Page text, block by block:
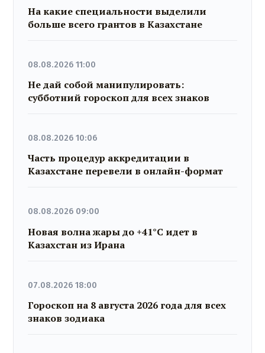
На какие специальности выделили
больше всего грантов в Казахстане
08.08.2026 11:00
Не дай собой манипулировать:
субботний гороскоп для всех знаков
08.08.2026 10:06
Часть процедур аккредитации в
Казахстане перевели в онлайн-формат
08.08.2026 09:00
Новая волна жары до +41°C идет в
Казахстан из Ирана
07.08.2026 18:00
Гороскоп на 8 августа 2026 года для всех
знаков зодиака